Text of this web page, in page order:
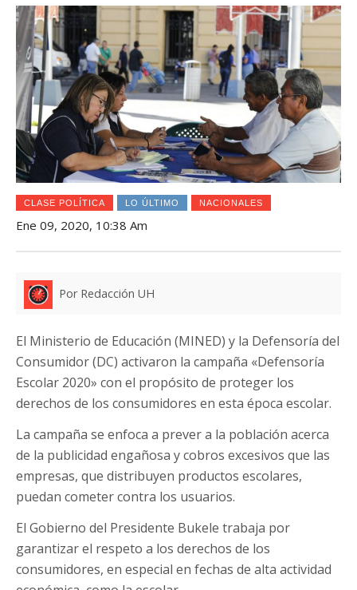
CLASE POLÍTICA LO ÚLTIMO NACIONALES
Ene 09, 2020, 10:38 Am
Por Redacción UH
El Ministerio de Educación (MINED) y la Defensoría del
Consumidor (DC) activaron la campaña «Defensoría
Escolar 2020» con el propósito de proteger los
derechos de los consumidores en esta época escolar.
La campaña se enfoca a prever a la población acerca
de la publicidad engañosa y cobros excesivos que las
empresas, que distribuyen productos escolares,
puedan cometer contra los usuarios.
El Gobierno del Presidente Bukele trabaja por
garantizar el respeto a los derechos de los
consumidores, en especial en fechas de alta actividad